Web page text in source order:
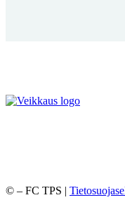
© – FC TPS |